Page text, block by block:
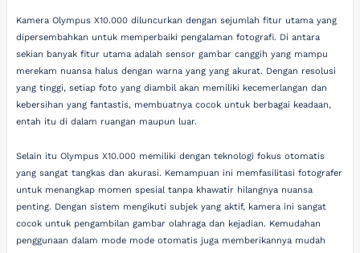
Kamera Olympus X10.000 diluncurkan dengan sejumlah fitur utama yang
dipersembahkan untuk memperbaiki pengalaman fotografi. Di antara
sekian banyak fitur utama adalah sensor gambar canggih yang mampu
merekam nuansa halus dengan warna yang yang akurat. Dengan resolusi
yang tinggi, setiap foto yang diambil akan memiliki kecemerlangan dan
kebersihan yang fantastis, membuatnya cocok untuk berbagai keadaan,
entah itu di dalam ruangan maupun luar.
Selain itu Olympus X10.000 memiliki dengan teknologi fokus otomatis
yang sangat tangkas dan akurasi. Kemampuan ini memfasilitasi fotografer
untuk menangkap momen spesial tanpa khawatir hilangnya nuansa
penting. Dengan sistem mengikuti subjek yang aktif, kamera ini sangat
cocok untuk pengambilan gambar olahraga dan kejadian. Kemudahan
penggunaan dalam mode mode otomatis juga memberikannya mudah